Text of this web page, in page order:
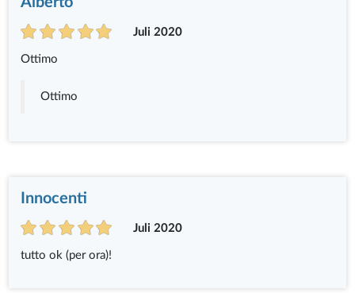
Juli 2020
Ottimo
Ottimo
Innocenti
Juli 2020
tutto ok (per ora)!